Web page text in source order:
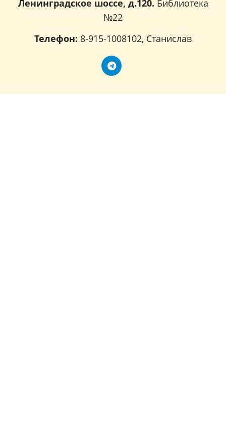
Ленинградское шоссе, д.120. Библиотека
№22
Телефон: 8-915-1008102, Станислав